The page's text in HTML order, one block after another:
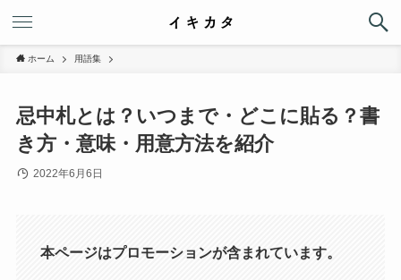
ホーム 用語集
忌中札とは？いつまで・どこに貼る？書
き方・意味・用意方法を紹介
2022年6月6日
本ページはプロモーションが含まれています。